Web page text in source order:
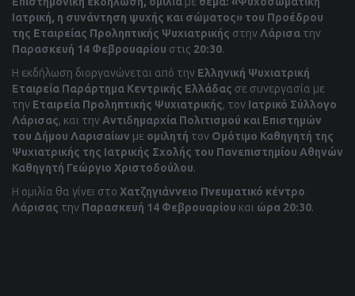
Ιατρική, η συνάντηση ψυχής και σώματος» του Προέδρου
της Εταιρείας Προληπτικής Ψυχιατρικής στην Λάρισα την
Παρασκευή 14 Φεβρουαρίου στις 20:30.
Η εκδήλωση διοργανώνεται από την Ελληνική Ψυχιατρική
Εταιρεία Παράρτημα Κεντρικής Ελλάδας σε συνεργασία με
την Εταιρεία Προληπτικής Ψυχιατρικής, τον Ιατρικό Σύλλογο
Λάρισας, και την Αντιδημαρχία Πολιτισμού και Επιστημών
του Δήμου Λαρισαίων με ομιλητή τον Ομότιμο Καθηγητή της
Ψυχιατρικής της Ιατρικής Σχολής του Πανεπιστημίου Αθηνών
Καθηγητή Γεώργιο Χριστοδούλου.
Η ομιλία θα γίνει στο Χατζηγιάννειο Πνευματικό κέντρο
Λάρισας την Παρασκευή 14 Φεβρουαρίου και ώρα 20:30.